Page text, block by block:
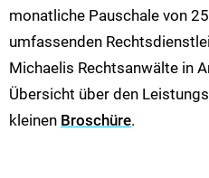
monatliche Pauschale von
umfassenden
Michaelis Rechtsanwälte in
Übersicht über den
kleinen Broschüre.